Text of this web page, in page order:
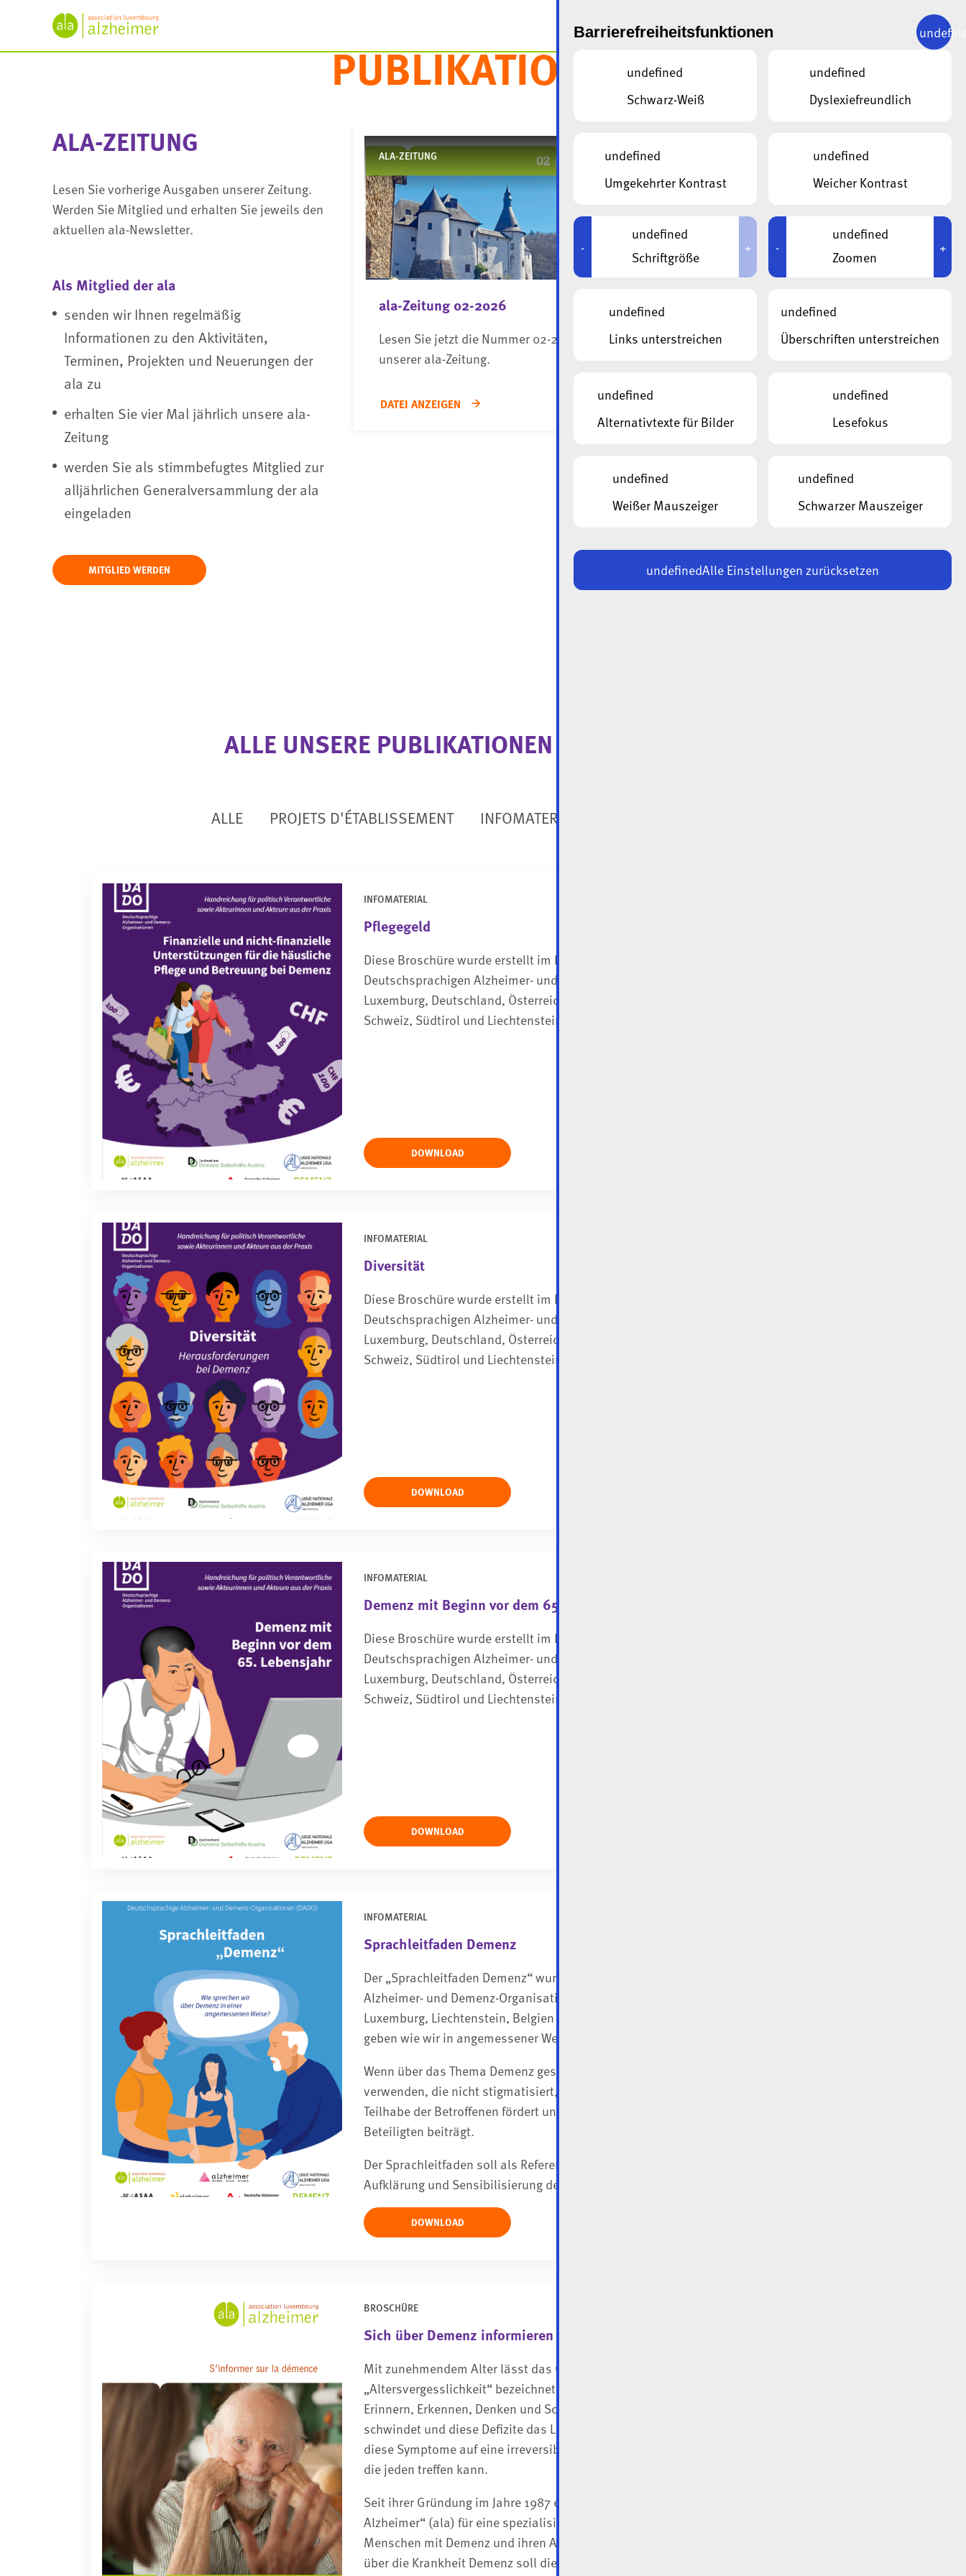
PUBLIKATIONEN
ALA-ZEITUNG
Lesen Sie vorherige Ausgaben unserer Zeitung.
Werden Sie Mitglied und erhalten Sie jeweils den
aktuellen ala-Newsletter.
Als Mitglied der ala
senden wir Ihnen regelmäßig
Informationen zu den Aktivitäten,
Terminen, Projekten und Neuerungen der
ala zu
erhalten Sie vier Mal jährlich unsere ala-
Zeitung
werden Sie als stimmbefugtes Mitglied zur
alljährlichen Generalversammlung der ala
eingeladen
MITGLIED WERDEN
ALA-ZEITUNG
ala-Zeitung 02-2022
Entdecken Sie die Nummer 02-2022
unserer ala-Zeitung.
ALA-ZEITUNG
ala-Zeitung 02-2026
Lesen Sie jetzt die Nummer 02-2026
unserer ala-Zeitung.
DATEI ANZEIGEN
04/2026
ala-Zeitung 01-2026
Lesen Sie jetzt die Nummer 01-2026
ALLE UNSERE PUBLIKATIONEN AUF EINEN BLICK
ALLE PROJETS D'ÉTABLISSEMENT INFOMATERIAL
INFOMATERIAL
Pflegegeld
Diese Broschüre wurde erstellt im Rahmen eines Erasmus+-Projektes von den
Deutschsprachigen Alzheimer- und Demenz-Organisationen (DADO), zu denen
Luxemburg, Deutschland, Österreich, die Deutschsprachige Gemeinschaft Belgiens, die
Schweiz, Südtirol und Liechtenstein zählen.
DOWNLOAD
INFOMATERIAL
Diversität
Diese Broschüre wurde erstellt im Rahmen eines Erasmus+-Projektes von den
Deutschsprachigen Alzheimer- und Demenz-Organisationen (DADO), zu denen
Luxemburg, Deutschland, Österreich, die Deutschsprachige Gemeinschaft Belgiens, die
Schweiz, Südtirol und Liechtenstein zählen.
DOWNLOAD
INFOMATERIAL
Demenz mit Beginn vor dem 65. Lebensjahr
Diese Broschüre wurde erstellt im Rahmen eines Erasmus+-Projektes von den
Deutschsprachigen Alzheimer- und Demenz-Organisationen (DADO), zu denen
Luxemburg, Deutschland, Österreich, die Deutschsprachige Gemeinschaft Belgiens, die
Schweiz, Südtirol und Liechtenstein zählen.
DOWNLOAD
INFOMATERIAL
Sprachleitfaden Demenz
Der „Sprachleitfaden Demenz“ wurde in Zusammenarbeit von den deutschsprachigen
Alzheimer- und Demenz-Organisationen (Österreich, Schweiz, Deutschland,
Luxemburg, Liechtenstein, Belgien und Südtirol) erstellt. Er soll Hinweise darüber
geben wie wir in angemessener Weise über Demenz reden.
Wenn über das Thema Demenz gesprochen wird, ist es wichtig, eine Sprache zu
verwenden, die nicht stigmatisiert, sondern das Verständnis, die Inklusion und die
Teilhabe der Betroffenen fördert und letztlich zu einer guten Lebensqualität aller
Beteiligten beiträgt.
Der Sprachleitfaden soll als Referenz für Medien-schaffende, aber auch im Sinne der
Aufklärung und Sensibilisierung der breiten Bevölkerung eingesetzt werden.
DOWNLOAD
BROSCHÜRE
Sich über Demenz informieren
Mit zunehmendem Alter lässt das Gedächtnis oft nach. Dies wird üblicherweise als
„Altersvergesslichkeit“ bezeichnet und als normal hingenommen. Wenn jedoch das
Erinnern, Erkennen, Denken und Schlussfolgern in einem kurzen Zeitraum deutlich
schwindet und diese Defizite das Leben im Alltag deutlich beeinträchtigen, können
diese Symptome auf eine irreversible Krankheit hindeuten. Demenz ist eine Diagnose,
die jeden treffen kann.
Seit ihrer Gründung im Jahre 1987 engagiert sich die „Association Luxembourg
Alzheimer“ (ala) für eine spezialisierte, demenzgerechte Pflege und Begleitung von
Menschen mit Demenz und ihren Angehörigen. Neben den wichtigsten Informationen
über die Krankheit Demenz soll diese Broschüre Ihnen, liebe Leser, die erforderlichen
Barrierefreiheitsfunktionen
undefined
Schwarz-Weiß
undefined
Dyslexiefreundlich
undefined
Umgekehrter Kontrast
undefined
Weicher Kontrast
-
undefined
Schriftgröße
+ -
undefined
Zoomen
+
undefined
Links unterstreichen
undefined
Überschriften unterstreichen
undefined
Alternativtexte für Bilder
undefined
Lesefokus
undefined
Weißer Mauszeiger
undefined
Schwarzer Mauszeiger
undefinedAlle Einstellungen zurücksetzen